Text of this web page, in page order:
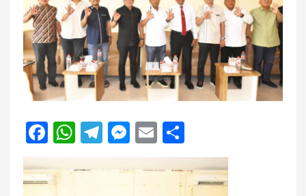
F
a
c
W
h
a
T
el
e
M
e
ss
E
m
ai
h
a